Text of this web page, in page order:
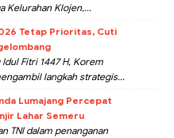
Kelurahan Klojen,...
Tetap Prioritas, Cuti
Fitri 1447 H, Korem
langkah strategis...
Lumajang Percepat
Lahar Semeru
TNI dalam penanganan